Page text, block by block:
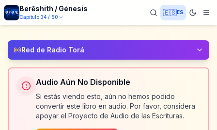
Berĕshith / Génesis
Capítulo 34 / 50
🇪🇸ES
Red de Radio Torá
Audio Aún No Disponible
Si estás viendo esto, aún no hemos podido
convertir este libro en audio. Por favor, considera
apoyar el Proyecto de Audio de las Escrituras.